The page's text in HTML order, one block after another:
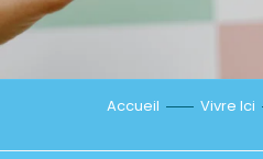
Accueil Vivre Ici